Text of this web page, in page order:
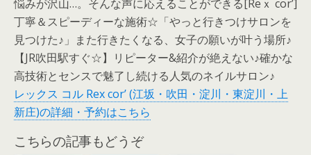
悩みが沢山…。そんな声に応えることができる[Reｘ cor’]
丁寧＆スピーディーな施術☆「やっと行きつけサロンを
見つけた♪」また行きたくなる、女子の願いが叶う場所♪
【JR吹田駅すぐ☆】リピーター&紹介が絶えない♪確かな
高技術とセンスで魅了し続ける人気のネイルサロン♪
レックス コル Rex cor’ (江坂・吹田・淀川・東淀川・上
新庄)の詳細・予約はこちら
こちらの記事もどうぞ